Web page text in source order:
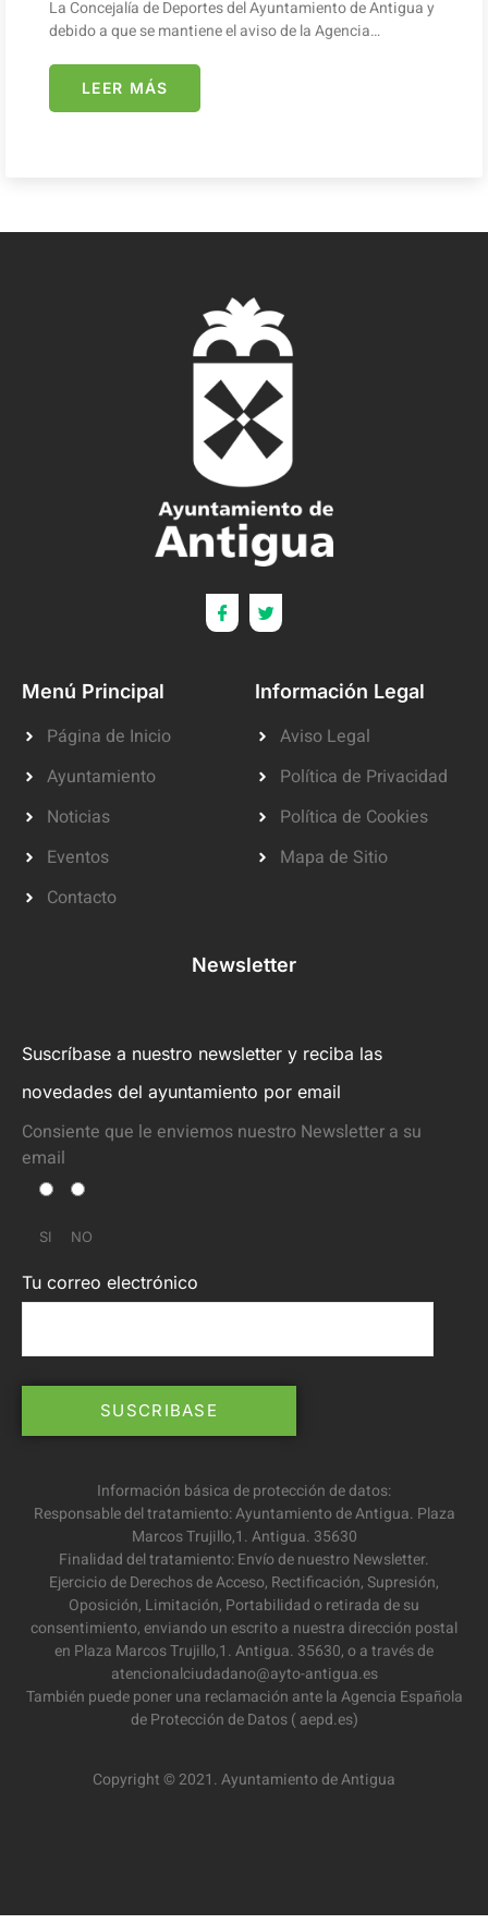
La Concejalía de Deportes del Ayuntamiento de Antigua y
debido a que se mantiene el aviso de la Agencia…
LEER MÁS
Menú Principal
Página de Inicio
Ayuntamiento
Noticias
Eventos
Contacto
Información Legal
Aviso Legal
Política de Privacidad
Política de Cookies
Mapa de Sitio
Newsletter
Suscríbase a nuestro newsletter y reciba las
novedades del ayuntamiento por email
Consiente que le enviemos nuestro Newsletter a su
email
SI NO
Tu correo electrónico
Información básica de protección de datos:
Responsable del tratamiento: Ayuntamiento de Antigua. Plaza
Marcos Trujillo,1. Antigua. 35630
Finalidad del tratamiento: Envío de nuestro Newsletter.
Ejercicio de Derechos de Acceso, Rectificación, Supresión,
Oposición, Limitación, Portabilidad o retirada de su
consentimiento, enviando un escrito a nuestra dirección postal
en Plaza Marcos Trujillo,1. Antigua. 35630, o a través de
atencionalciudadano@ayto-antigua.es
También puede poner una reclamación ante la Agencia Española
de Protección de Datos ( aepd.es)
Copyright © 2021. Ayuntamiento de Antigua